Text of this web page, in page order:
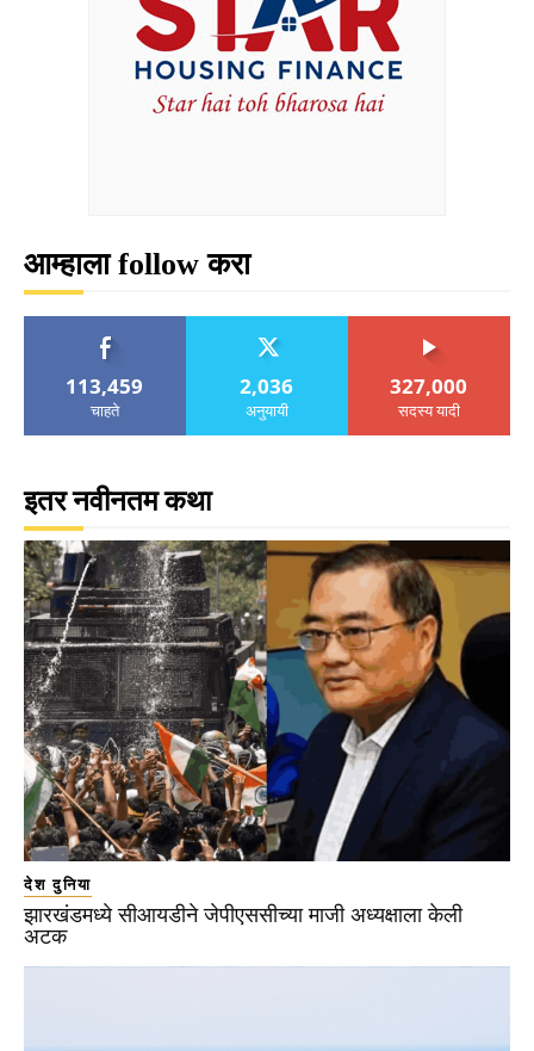
आम्हाला follow करा
113,459
चाहते
2,036
अनुयायी
327,000
सदस्य यादी
इतर नवीनतम कथा
देश दुनिया
झारखंडमध्ये सीआयडीने जेपीएससीच्या माजी अध्यक्षाला केली
अटक